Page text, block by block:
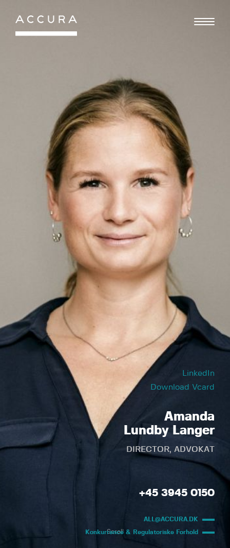
Gå
indhold
LinkedIn
Download Vcard
Amanda
Lundby Langer
DIRECTOR, ADVOKAT
+45 3945 0150
ALL@ACCURA.DK
Konkurrence & Regulatoriske Forhold
Scroll